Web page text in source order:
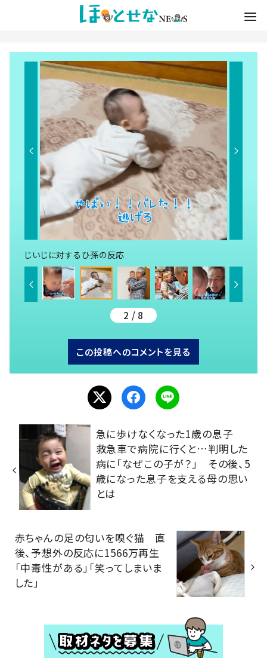
じいじに対するひ孫の反応
2 / 8
この投稿へのコメントを見る
急に歩けなくなった1歳の息子
救急車で病院に行くと…判明した
病に「なぜこの子が？」 その後、5
歳になった息子を支える母の思い
とは
赤ちゃんの足の匂いを嗅ぐ猫 直
後、予想外の反応に1566万再生
「中毒性がある」「笑ってしまいま
した」